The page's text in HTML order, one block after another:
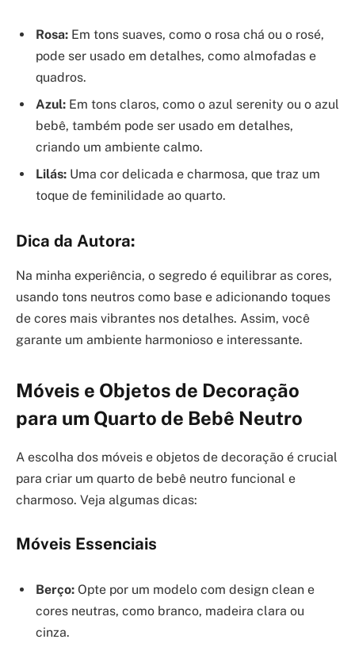
Rosa: Em tons suaves, como o rosa chá ou o rosé,
pode ser usado em detalhes, como almofadas e
quadros.
Azul: Em tons claros, como o azul serenity ou o azul
bebê, também pode ser usado em detalhes,
criando um ambiente calmo.
Lilás: Uma cor delicada e charmosa, que traz um
toque de feminilidade ao quarto.
Dica da Autora:
Na minha experiência, o segredo é equilibrar as cores,
usando tons neutros como base e adicionando toques
de cores mais vibrantes nos detalhes. Assim, você
garante um ambiente harmonioso e interessante.
Móveis e Objetos de Decoração
para um Quarto de Bebê Neutro
A escolha dos móveis e objetos de decoração é crucial
para criar um quarto de bebê neutro funcional e
charmoso. Veja algumas dicas:
Móveis Essenciais
Berço: Opte por um modelo com design clean e
cores neutras, como branco, madeira clara ou
cinza.